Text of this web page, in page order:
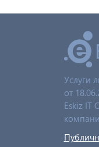
Услуги
от
Eskiz IT